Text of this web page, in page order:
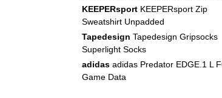
KEEPERsport KEEPERsport Zip
Sweatshirt Unpadded
Tapedesign Tapedesign Gripsocks
Superlight Socks
adidas adidas Predator EDGE.1 L
Game Data